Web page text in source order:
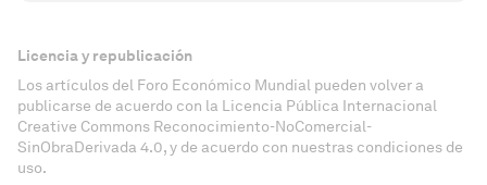
Licencia y republicación
Los artículos del Foro Económico Mundial pueden volver a
publicarse de acuerdo con la Licencia Pública Internacional
Creative Commons Reconocimiento-NoComercial-
SinObraDerivada 4.0, y de acuerdo con nuestras condiciones de
uso.